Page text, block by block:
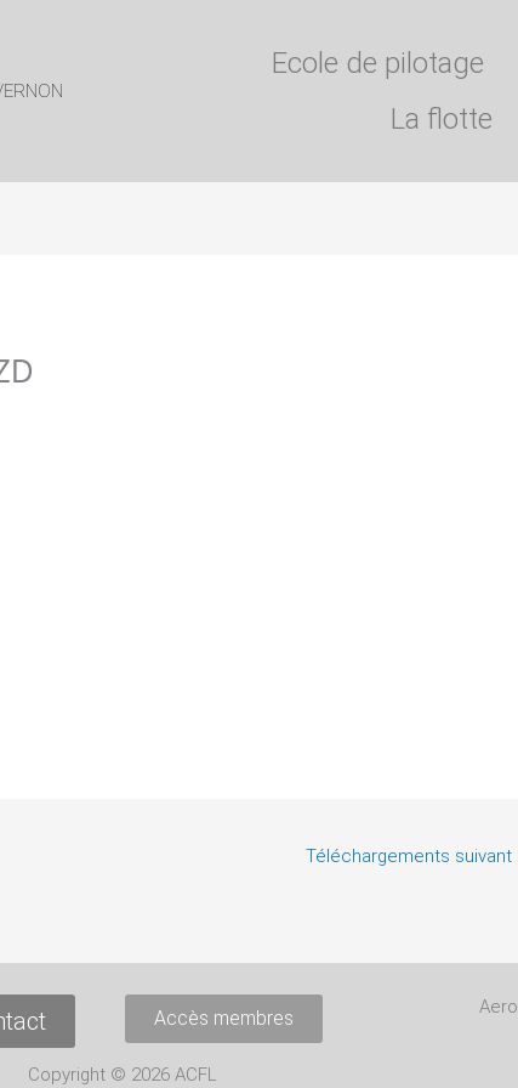
Ecole de pilotage
La flotte
Téléchargements suivant
Accès membres
Copyright © 2026 ACFL